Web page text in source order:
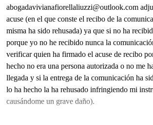
abogadavivianafiorellaliuzzi@outlook.com
acuse (en el que conste el recibo de la
misma ha sido rehusada) ya que si no ha
porque yo no he recibido nunca la
verificar quien ha firmado el acuse de recibo
hecho no era una persona autorizada o no me
llegada y si la entrega de la comunicación ha
lo ha hecho la ha rehusado infringiendo mi
causándome un grave daño).